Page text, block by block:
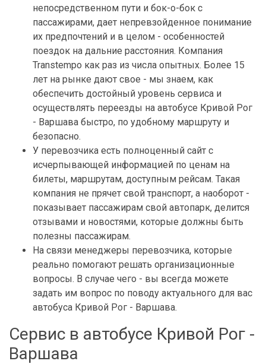
непосредственном пути и бок-о-бок с
пассажирами, дает непревзойденное понимание
их предпочтений и в целом - особенностей
поездок на дальние расстояния. Компания
Transtempo как раз из числа опытных. Более 15
лет на рынке дают свое - мы знаем, как
обеспечить достойный уровень сервиса и
осуществлять переезды на автобусе Кривой Рог
- Варшава быстро, по удобному маршруту и
безопасно.
У перевозчика есть полноценный сайт с
исчерпывающей информацией по ценам на
билеты, маршрутам, доступным рейсам. Такая
компания не прячет свой транспорт, а наоборот -
показывает пассажирам свой автопарк, делится
отзывами и новостями, которые должны быть
полезны пассажирам.
На связи менеджеры перевозчика, которые
реально помогают решать организационные
вопросы. В случае чего - вы всегда можете
задать им вопрос по поводу актуального для вас
автобуса Кривой Рог - Варшава.
Сервис в автобусе Кривой Рог -
Варшава